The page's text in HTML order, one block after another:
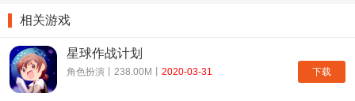
相关游戏
下载
星球作战计划
角色扮演丨238.00M丨 2020-03-31